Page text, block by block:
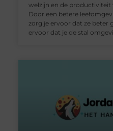
welzijn en de productiviteit
Door een betere
zorg je ervoor dat ze beter
ervoor dat je de stal